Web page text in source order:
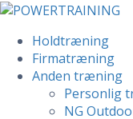
Holdtræning
Firmatræning
Anden træning
Personlig
NG